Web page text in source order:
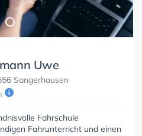
Uwe
Sangerhausen
Fahrschule
Fahrunterricht und einen